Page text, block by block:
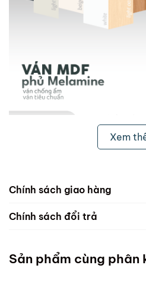
Xem
Chính sách giao hàng
1. Freeship & Lắp đặt cho
Miền Bắc
Chính sách đổi trả
Sản phẩm cùng phân